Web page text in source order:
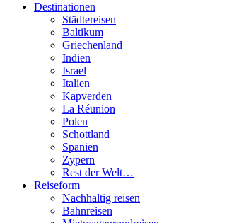
Destinationen
Städtereisen
Baltikum
Griechenland
Indien
Israel
Italien
Kapverden
La Réunion
Polen
Schottland
Spanien
Zypern
Rest der Welt…
Reiseform
Nachhaltig reisen
Bahnreisen